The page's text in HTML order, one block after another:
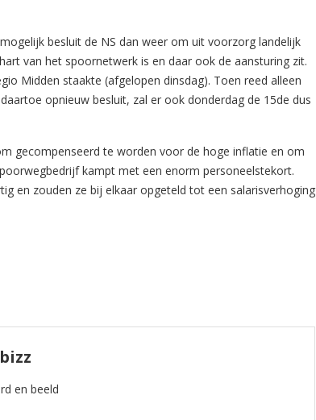
besluit de NS dan weer om uit voorzorg landelijk
van het spoornetwerk is en daar ook de aansturing zit.
Midden staakte (afgelopen dinsdag). Toen reed alleen
opnieuw besluit, zal er ook donderdag de 15de dus
gecompenseerd te worden voor de hoge inflatie en om
kampt met een enorm personeelstekort.
en zouden ze bij elkaar opgeteld tot een salarisverhoging
en beeld